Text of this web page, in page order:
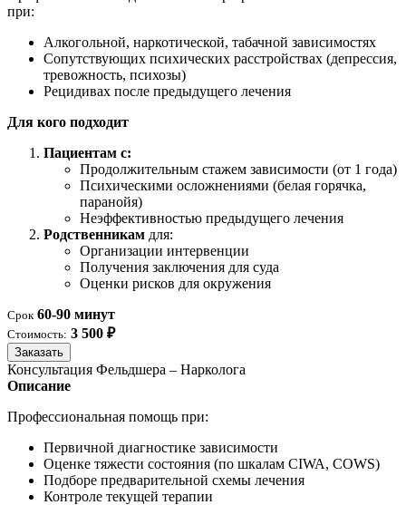
при:
Алкогольной, наркотической, табачной зависимостях
Сопутствующих психических расстройствах (депрессия,
тревожность, психозы)
Рецидивах после предыдущего лечения
Для кого подходит
Пациентам с:
Продолжительным стажем зависимости (от 1 года)
Психическими осложнениями (белая горячка,
паранойя)
Неэффективностью предыдущего лечения
Родственникам для:
Организации интервенции
Получения заключения для суда
Оценки рисков для окружения
Срок 60-90 минут
Стоимость: 3 500 ₽
Заказать
Консультация Фельдшера – Нарколога
Описание
Профессиональная помощь при:
Первичной диагностике зависимости
Оценке тяжести состояния (по шкалам CIWA, COWS)
Подборе предварительной схемы лечения
Контроле текущей терапии